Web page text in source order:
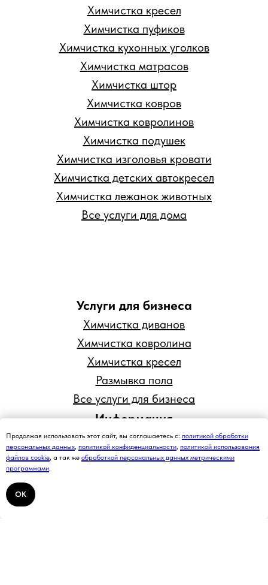
Услуги для бизнеса
Химчистка диванов
Химчистка ковролина
Химчистка кресел
Размывка пола
Все услуги для бизнеса
Информация
Компания
Цены
Химчистка кресел
Химчистка пуфиков
Химчистка кухонных уголков
Химчистка матрасов
Химчистка штор
Химчистка ковров
Химчистка ковролинов
Химчистка подушек
Химчистка изголовья кровати
Химчистка детских автокресел
Химчистка лежанок животных
Все услуги для дома
Продолжая использовать этот сайт, вы соглашаетесь с: политикой обработки
персональных данных, политикой конфиденциальности, политикой использования
файлов cookie, а так же обработкой персональных данных метрическими
программами.
ОК